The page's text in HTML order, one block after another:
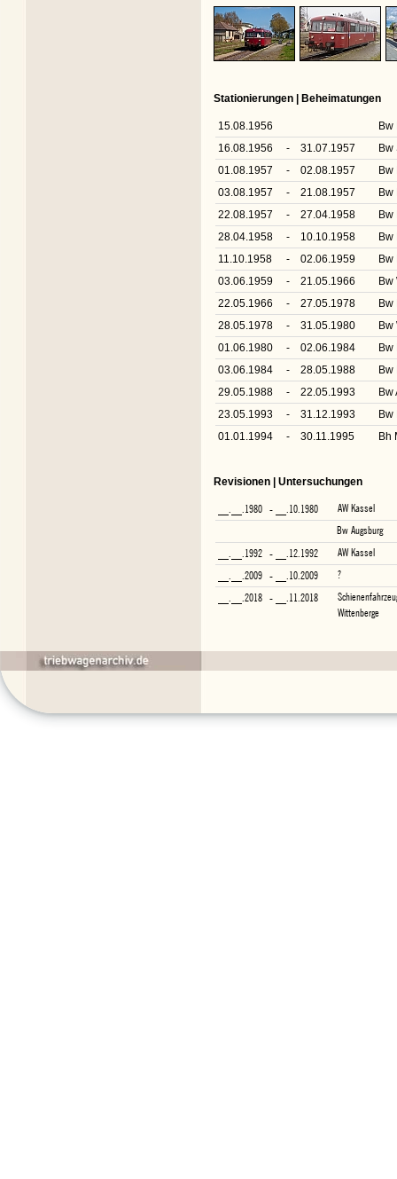
Stationierungen | Beheimatungen
15.08.1956
Bw
16.08.1956
- 31.07.1957
Bw
01.08.1957
- 02.08.1957
Bw
03.08.1957
- 21.08.1957
Bw
22.08.1957
- 27.04.1958
Bw
28.04.1958
- 10.10.1958
Bw
11.10.1958
- 02.06.1959
Bw
03.06.1959
- 21.05.1966
Bw
22.05.1966
- 27.05.1978
Bw
28.05.1978
- 31.05.1980
Bw
01.06.1980
- 02.06.1984
Bw
03.06.1984
- 28.05.1988
Bw
29.05.1988
- 22.05.1993
Bw
23.05.1993
- 31.12.1993
Bw
01.01.1994
- 30.11.1995 Bh
Revisionen | Untersuchungen
__.__.1980 - __.10.1980
AW Kassel
Bw Augsburg
__.__.1992 - __.12.1992
AW Kassel
__.__.2009 - __.10.2009
?
__.__.2018 - __.11.2018
Wittenberge